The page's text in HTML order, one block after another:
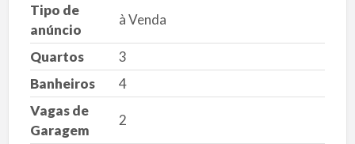
Tipo de
anúncio
à Venda
Quartos
3
Banheiros
4
Vagas de
Garagem
2